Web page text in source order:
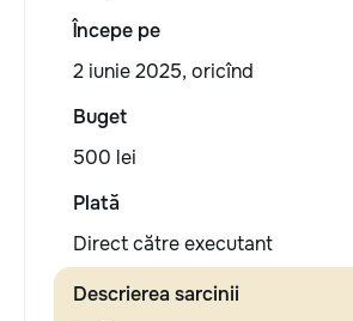
Începe pe
2 iunie 2025, oricînd
Buget
500 lei
Plată
Direct către executant
Descrierea sarcinii